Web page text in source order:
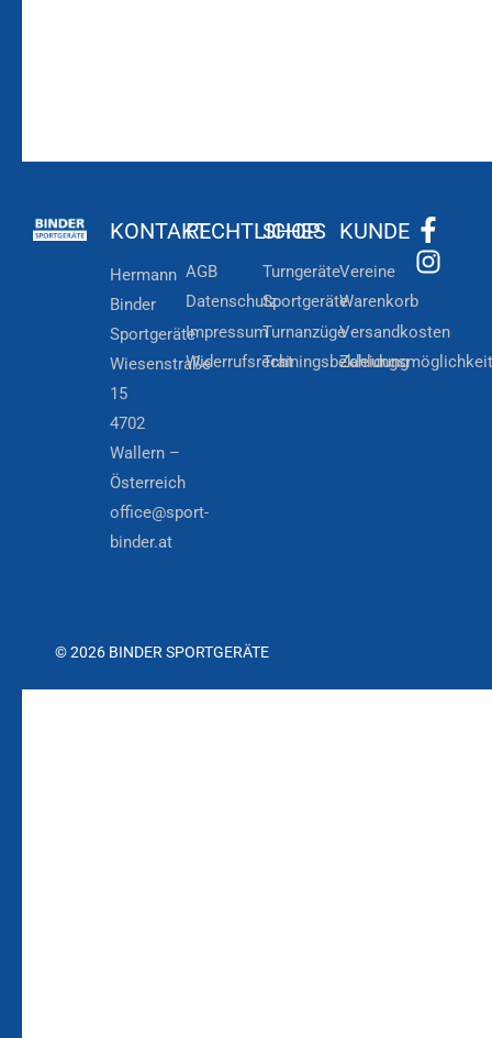
KONTAKT
Hermann
Binder
Sportgeräte
Wiesenstraße
15
4702
Wallern –
Österreich
office@sport-
binder.at
RECHTLICHES
AGB
Datenschutz
Impressum
Widerrufsrecht
SHOP
Turngeräte
Sportgeräte
Turnanzüge
Trainingsbekleidung
KUNDE
Vereine
Warenkorb
Versandkosten
© 2026 BINDER SPORTGERÄTE